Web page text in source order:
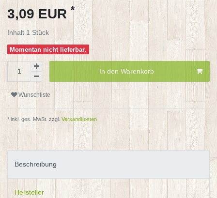
3,09 EUR *
Inhalt 1 Stück
Momentan nicht lieferbar.
In den Warenkorb
Wunschliste
* inkl. ges. MwSt. zzgl. Versandkosten
Beschreibung
Hersteller